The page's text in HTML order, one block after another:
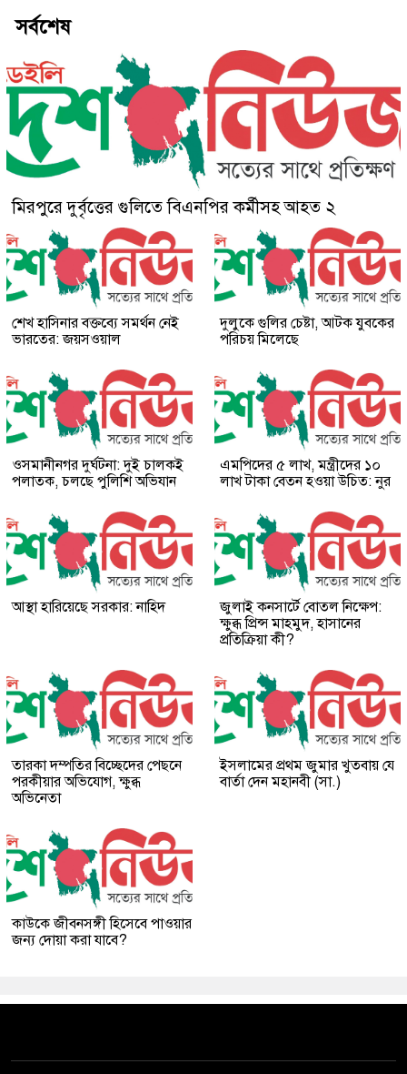
সর্বশেষ
মিরপুরে দুর্বৃত্তের গুলিতে বিএনপির কর্মীসহ আহত ২
শেখ হাসিনার বক্তব্যে সমর্থন নেই
ভারতের: জয়সওয়াল
দুলুকে গুলির চেষ্টা, আটক যুবকের
পরিচয় মিলেছে
ওসমানীনগর দুর্ঘটনা: দুই চালকই
পলাতক, চলছে পুলিশি অভিযান
এমপিদের ৫ লাখ, মন্ত্রীদের ১০
লাখ টাকা বেতন হওয়া উচিত: নুর
আস্থা হারিয়েছে সরকার: নাহিদ
জুলাই কনসার্টে বোতল নিক্ষেপ:
ক্ষুব্ধ প্রিন্স মাহমুদ, হাসানের
প্রতিক্রিয়া কী?
তারকা দম্পতির বিচ্ছেদের পেছনে
পরকীয়ার অভিযোগ, ক্ষুব্ধ
অভিনেতা
ইসলামের প্রথম জুমার খুতবায় যে
বার্তা দেন মহানবী (সা.)
কাউকে জীবনসঙ্গী হিসেবে পাওয়ার
জন্য দোয়া করা যাবে?